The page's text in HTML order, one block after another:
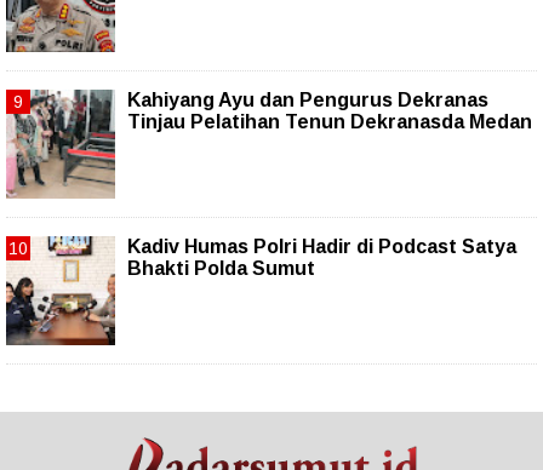
Kahiyang Ayu dan Pengurus Dekranas
Tinjau Pelatihan Tenun Dekranasda Medan
Kadiv Humas Polri Hadir di Podcast Satya
Bhakti Polda Sumut